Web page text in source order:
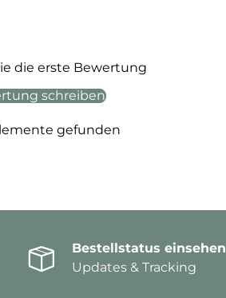
die erste Bewertung
schreiben
gefunden
Bestellstatus einsehen
Updates & Tracking